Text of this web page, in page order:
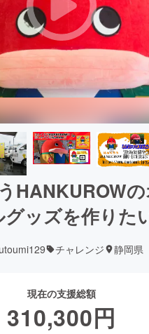
HANKUROW
グッズを作りた
チャレンジ 静岡県
現在の支援総額
310,300円